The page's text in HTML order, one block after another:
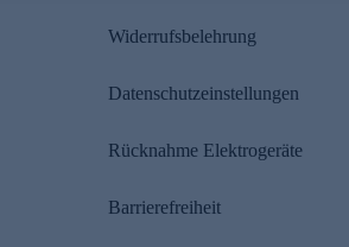
Widerrufsbelehrung
Datenschutzeinstellungen
Rücknahme Elektrogeräte
Barrierefreiheit